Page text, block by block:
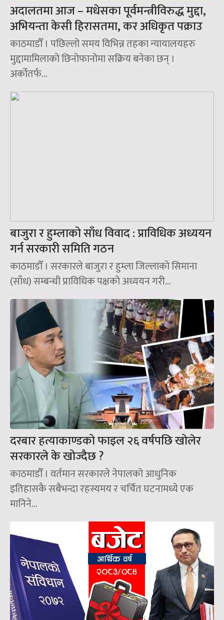
अदालतमा आज – मधेसका पूर्वमन्त्रीविरुद्ध मुद्दा,
अभियन्ता केसी हिरासतमा, कर अधिकृत पक्राउ
काठमाडौँ । पछिल्लो समय विभिन्न तहका न्यायालयहरु
मुद्दामामिलाको छिनोफानोमा सक्रिय बनेका छन् ।
अर्कोतर्फ...
बाजुरा र हुम्लाको साँध विवाद : प्राविधिक अध्ययन
गर्न सरकारी समिति गठन
काठमाडौँ । सरकारले बाजुरा र हुम्ला जिल्लाको सिमाना
(साँध) सम्बन्धी प्राविधिक पक्षको अध्ययन गरी...
दरबार हत्याकाण्डको फाइल २६ वर्षपछि खोलेर
सरकारले के खोज्दैछ ?
काठमाडौँ । वर्तमान सरकारले नेपालको आधुनिक
इतिहासकै सबैभन्दा रहस्यमय र चर्चित घटनामध्ये एक
मानिने...